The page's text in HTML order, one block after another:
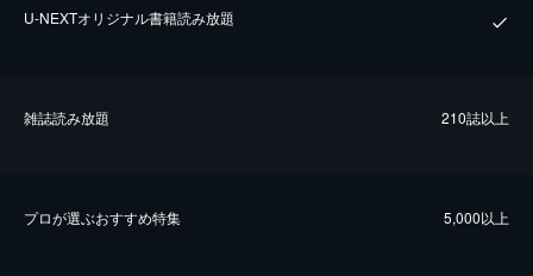
U-NEXTオリジナル書籍読み放題
雑誌読み放題 210誌以上
プロが選ぶおすすめ特集 5,000以上